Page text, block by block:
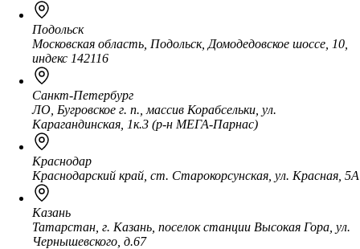
Подольск
Московская область, Подольск, Домодедовское шоссе, 10,
индекс 142116
Санкт-Петербург
ЛО, Бугровское г. п., массив Корабсельки, ул.
Карагандинская, 1к.3 (р-н МЕГА-Парнас)
Краснодар
Краснодарский край, ст. Старокорсунская, ул. Красная, 5А
Казань
Татарстан, г. Казань, поселок станции Высокая Гора, ул.
Чернышевского, д.67